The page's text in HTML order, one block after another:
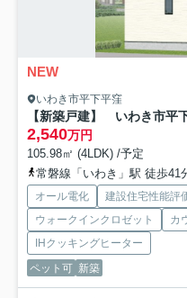
NEW
いわき市平下平窪
【新築戸建】 いわき市平
2,540万円
105.98㎡ (4LDK) /予定
常磐線「いわき」駅 徒歩41
オール電化 建設住宅性能評
ウォークインクロゼット
カ
IHクッキングヒーター
ペット可 新築